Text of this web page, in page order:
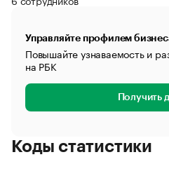
Управляйте профилем
Повышайте узнаваемость и
на РБК
Получить
Коды статистики